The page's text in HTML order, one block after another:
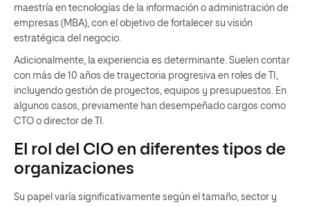
maestría en tecnologías de la información o administración de
empresas (MBA), con el objetivo de fortalecer su visión
estratégica del negocio.
Adicionalmente, la experiencia es determinante. Suelen contar
con más de 10 años de trayectoria progresiva en roles de TI,
incluyendo gestión de proyectos, equipos y presupuestos. En
algunos casos, previamente han desempeñado cargos como
CTO o director de TI.
El rol del CIO en diferentes tipos de
organizaciones
Su papel varía significativamente según el tamaño, sector y